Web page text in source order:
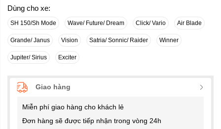
Dùng cho xe:
SH 150/Sh Mode Wave/ Future/ Dream Click/ Vario Air Blade
Grande/ Janus Vision Satria/ Sonnic/ Raider Winner
Jupiter/ Sirius Exciter
Giao hàng
Miễn phí giao hàng cho khách lẻ
Đơn hàng sẽ được tiếp nhận trong vòng 24h